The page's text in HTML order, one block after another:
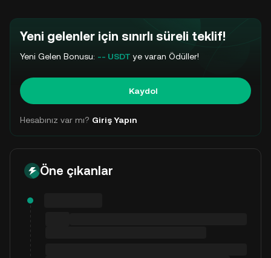
Yeni gelenler için sınırlı süreli teklif!
Yeni Gelen Bonusu: -- USDT ye varan Ödüller!
Kaydol
Hesabınız var mı? Giriş Yapın
Öne çıkanlar